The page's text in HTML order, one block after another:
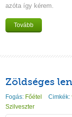
azóta így kérem.
Tovább
Zöldséges
Fogás: Főétel Cimkék:
Szilveszter